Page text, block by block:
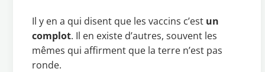
Il y en a qui disent que les vaccins c’est un
complot. Il en existe d’autres, souvent les
mêmes qui affirment que la terre n’est pas
ronde.